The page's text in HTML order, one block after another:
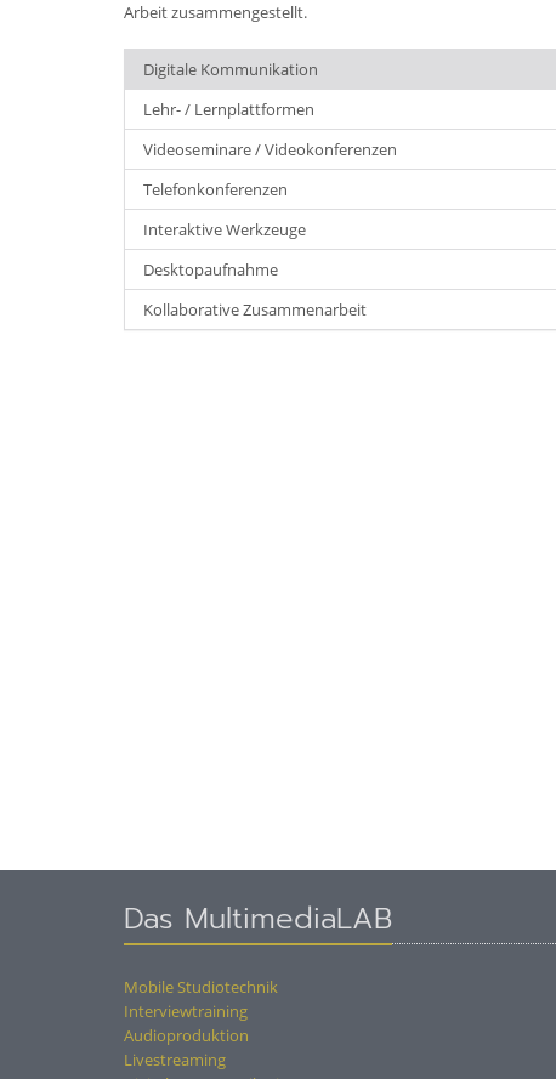
Arbeit zusammengestellt.
Digitale Kommunikation
Lehr- / Lernplattformen
Videoseminare / Videokonferenzen
Telefonkonferenzen
Interaktive Werkzeuge
Desktopaufnahme
Kollaborative Zusammenarbeit
Das MultimediaLAB
Mobile Studiotechnik
Interviewtraining
Audioproduktion
Livestreaming